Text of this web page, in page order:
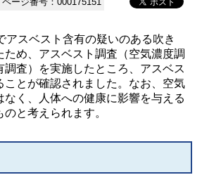
スベスト含有の疑いのある吹き
ため、アスベスト調査（空気濃度調
調査）を実施したところ、アスベス
ことが確認されました。なお、空気
なく、人体への健康に影響を与える
と考えられます。